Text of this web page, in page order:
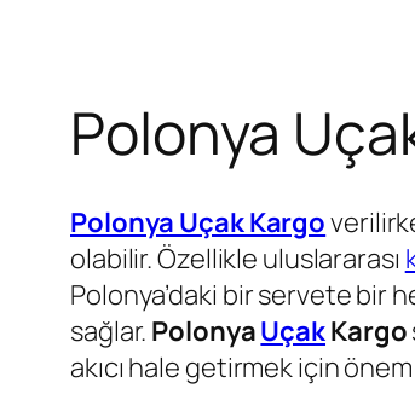
Polonya
Polonya Uçak Kargo
olabilir. Özellikle uluslararası
Polonya’daki bir servete bir
sağlar. PolonyaUçakKargo
akıcı hale getirmek için